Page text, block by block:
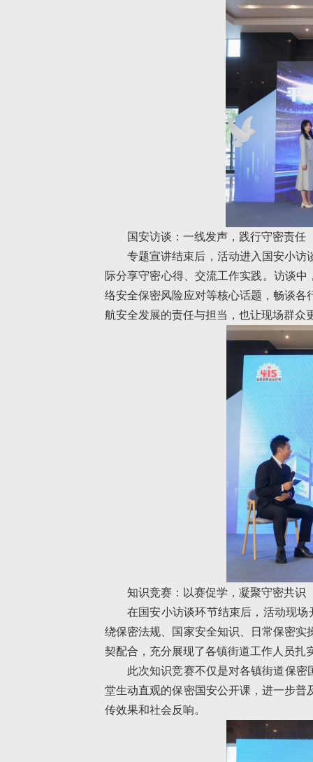
国安访谈：一线发声，践行守密责任
专题宣讲结束后，活动进入国安小
际分享守密心得、交流工作实践。访谈
络安全保密风险应对等核心话题，畅谈
航安全发展的责任与担当，也让现场群众
知识竞赛：以赛促学，凝聚守密共识
在国安小访谈环节结束后，活动现
绕保密法规、国家安全知识、日常保密
契配合，充分展现了各镇街道工作人员扎
此次知识竞赛不仅是对各镇街道保
堂生动直观的保密国安公开课，进一步
传效果和社会反响。